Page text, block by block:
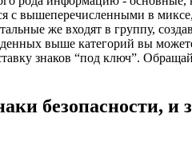
с вышеперечисленными в
же входят в группу,
выше категорий вы
знаков “под ключ”.
безопасности, и